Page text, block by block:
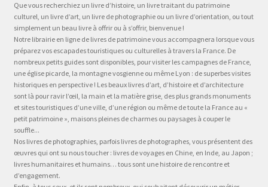
Que vous recherchiez un livre d’histoire, un livre traitant du patrimoine
culturel, un livre d’art, un livre de photographie ou un livre d’orientation, ou tout
simplement un beau livre à offrir ou à s’offrir, bienvenue !
Notre librairie en ligne de livres de patrimoine vous accompagnera lorsque vous
préparez vos escapades touristiques ou culturelles à travers la France. De
nombreux petits guides sont disponibles, pour visiter les campagnes de France,
une église picarde, la montagne vosgienne ou même Lyon : de superbes visites
historiques en perspective ! Les beaux livres d’art, d’histoire et d’architecture
sont là pour ravir l’œil, la main et la matière grise, des plus grands monuments
et sites touristiques d’une ville, d’une région ou même de toute la France au «
petit patrimoine », maisons pleines de charmes ou paysages à couper le
souffle...
Nos livres de photographies, parfois livres de photographes, vous présentent des
œuvres qui ont su nous toucher : livres de voyages en Chine, en Inde, au Japon ;
livres humanitaires et humains… tous sont une histoire de rencontre et
d’engagement.